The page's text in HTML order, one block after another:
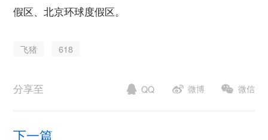
假区、北京环球度假区。
飞猪 618
分享至 QQ 微博 微信
下一篇